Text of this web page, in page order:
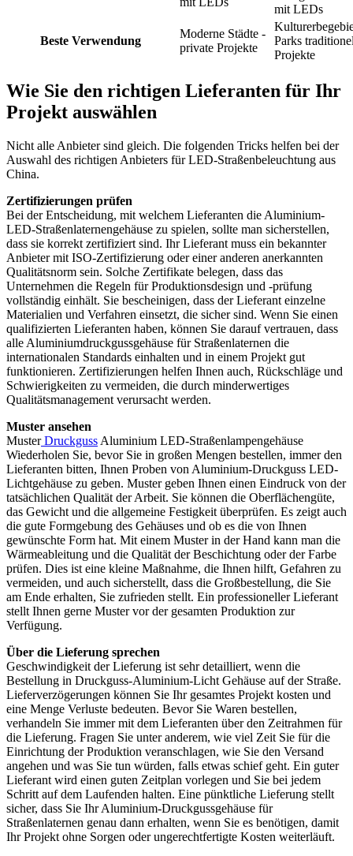
mit LEDs
Beste Verwendung
Moderne Städte -
private Projekte
Parks
Projekte
Wie Sie den richtigen Lieferanten für Ihr
Projekt auswählen
Nicht alle Anbieter sind gleich. Die folgenden Tricks helfen bei der
Auswahl des richtigen Anbieters für LED-Straßenbeleuchtung aus
China.
Zertifizierungen prüfen
Bei der Entscheidung, mit welchem Lieferanten die Aluminium-
LED-Straßenlaternengehäuse zu spielen, sollte man sicherstellen,
dass sie korrekt zertifiziert sind. Ihr Lieferant muss ein bekannter
Anbieter mit ISO-Zertifizierung oder einer anderen anerkannten
Qualitätsnorm sein. Solche Zertifikate belegen, dass das
Unternehmen die Regeln für Produktionsdesign und -prüfung
vollständig einhält. Sie bescheinigen, dass der Lieferant einzelne
Materialien und Verfahren einsetzt, die sicher sind. Wenn Sie einen
qualifizierten Lieferanten haben, können Sie darauf vertrauen, dass
alle Aluminiumdruckgussgehäuse für Straßenlaternen die
internationalen Standards einhalten und in einem Projekt gut
funktionieren. Zertifizierungen helfen Ihnen auch, Rückschläge und
Schwierigkeiten zu vermeiden, die durch minderwertiges
Qualitätsmanagement verursacht werden.
Muster ansehen
MusterDruckguss Aluminium LED-Straßenlampengehäuse
Wiederholen Sie, bevor Sie in großen Mengen bestellen, immer den
Lieferanten bitten, Ihnen Proben von Aluminium-Druckguss LED-
Lichtgehäuse zu geben. Muster geben Ihnen einen Eindruck von der
tatsächlichen Qualität der Arbeit. Sie können die Oberflächengüte,
das Gewicht und die allgemeine Festigkeit überprüfen. Es zeigt auch
die gute Formgebung des Gehäuses und ob es die von Ihnen
gewünschte Form hat. Mit einem Muster in der Hand kann man die
Wärmeableitung und die Qualität der Beschichtung oder der Farbe
prüfen. Dies ist eine kleine Maßnahme, die Ihnen hilft, Gefahren zu
vermeiden, und auch sicherstellt, dass die Großbestellung, die Sie
am Ende erhalten, Sie zufrieden stellt. Ein professioneller Lieferant
stellt Ihnen gerne Muster vor der gesamten Produktion zur
Verfügung.
Über die Lieferung sprechen
Geschwindigkeit der Lieferung ist sehr detailliert, wenn die
Bestellung in Druckguss-Aluminium-Licht Gehäuse auf der Straße.
Lieferverzögerungen können Sie Ihr gesamtes Projekt kosten und
eine Menge Verluste bedeuten. Bevor Sie Waren bestellen,
verhandeln Sie immer mit dem Lieferanten über den Zeitrahmen für
die Lieferung. Fragen Sie unter anderem, wie viel Zeit Sie für die
Einrichtung der Produktion veranschlagen, wie Sie den Versand
angehen und was Sie tun würden, falls etwas schief geht. Ein guter
Lieferant wird einen guten Zeitplan vorlegen und Sie bei jedem
Schritt auf dem Laufenden halten. Eine pünktliche Lieferung stellt
sicher, dass Sie Ihr Aluminium-Druckgussgehäuse für
Straßenlaternen genau dann erhalten, wenn Sie es benötigen, damit
Ihr Projekt ohne Sorgen oder ungerechtfertigte Kosten weiterläuft.